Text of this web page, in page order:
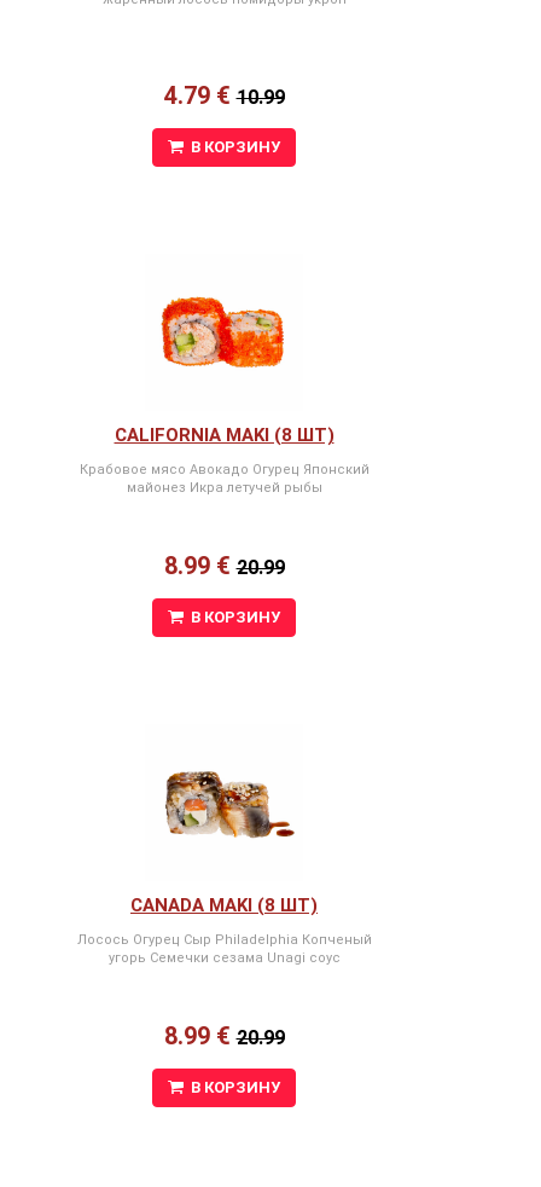
4.79 €10.99
В КОРЗИНУ
CALIFORNIA MAKI (8 ШТ)
Крабовое мясо Авокадо Огурец Японский
майонез Икра летучей рыбы
8.99 €20.99
В КОРЗИНУ
CANADA MAKI (8 ШТ)
Лосось Огурец Сыр Philadelphia Копченый
угорь Семечки сезама Unagi соус
8.99 €20.99
В КОРЗИНУ